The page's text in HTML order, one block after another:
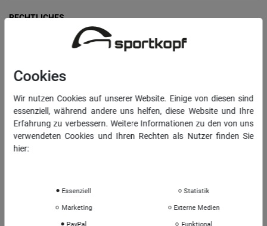
RECHTLICHES
Daten­schutz­erklärung
AGB
Impressum
INFORMATIONEN
Sportkopf Hamburg
Rücksendungen FAQ
Hinweise zur Batterieentsorgung
Cookies
Wir nutzen Cookies auf unserer Website. Einige von diesen sind
essenziell, während andere uns helfen, diese Website und Ihre
Erfahrung zu verbessern. Weitere Informationen zu den von uns
verwendeten Cookies und Ihren Rechten als Nutzer finden Sie
hier:
Essenziell Statistik
Marketing Externe Medien